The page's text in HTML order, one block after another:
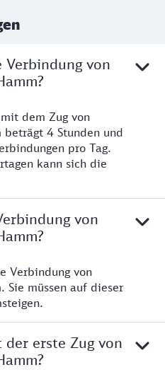
Verbindung von
dem Zug von
beträgt 4 Stunden und
pro Tag.
kann sich die
von
Verbindung von
Sie müssen auf dieser
erste Zug von